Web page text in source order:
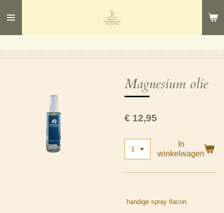
direct
hoofdinhoud
Magnesium olie
€ 12,95
In
winkelwagen
handige spray flacon